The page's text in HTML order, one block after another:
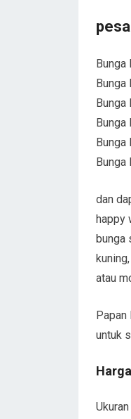
Bunga
Bunga
Bunga
Bunga
Bunga
Bunga
dan
happy
bunga
atau
Papan
untuk